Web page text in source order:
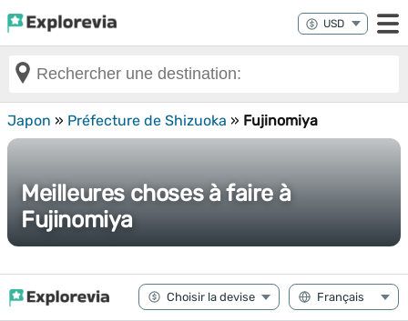
Japon » Préfecture de Shizuoka » Fujinomiya
Meilleures choses à faire à
Fujinomiya